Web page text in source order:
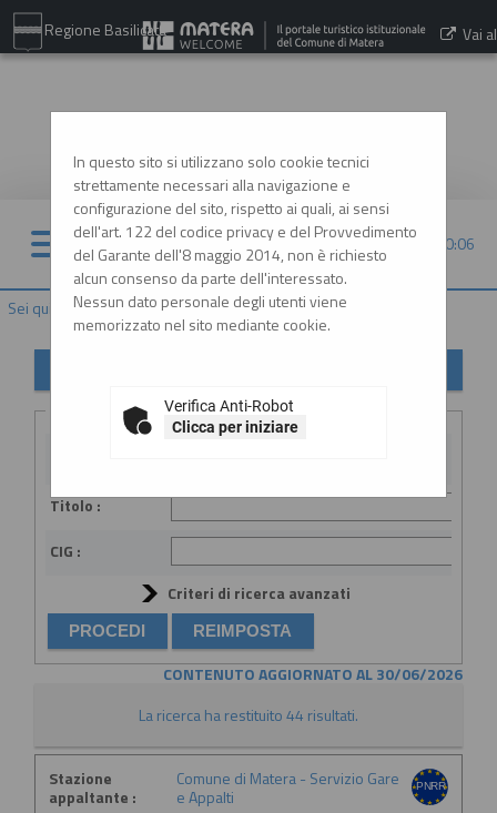
Regione Basilicata Vai al
07/08/2026 10:06
Sei qui: Home»Elenco operatori economici»Esiti affidamenti
In questo sito si utilizzano solo cookie tecnici
strettamente necessari alla navigazione e
configurazione del sito, rispetto ai quali, ai sensi
dell'art. 122 del codice privacy e del Provvedimento
del Garante dell'8 maggio 2014, non è richiesto
alcun consenso da parte dell'interessato.
Nessun dato personale degli utenti viene
memorizzato nel sito mediante cookie.
Verifica Anti-Robot
Clicca per iniziare
Criteri di ricerca
Titolo :
CIG :
Criteri di ricerca avanzati
CONTENUTO AGGIORNATO AL 30/06/2026
La ricerca ha restituito 44 risultati.
Stazione
appaltante :
Comune di Matera - Servizio Gare
e Appalti